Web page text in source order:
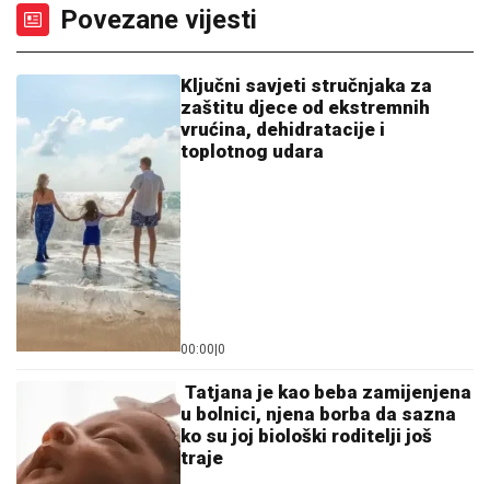
Povezane vijesti
Ključni savjeti stručnjaka za
zaštitu djece od ekstremnih
vrućina, dehidratacije i
toplotnog udara
00:00 0
Tatjana je kao beba zamijenjena
u bolnici, njena borba da sazna
ko su joj biološki roditelji još
traje